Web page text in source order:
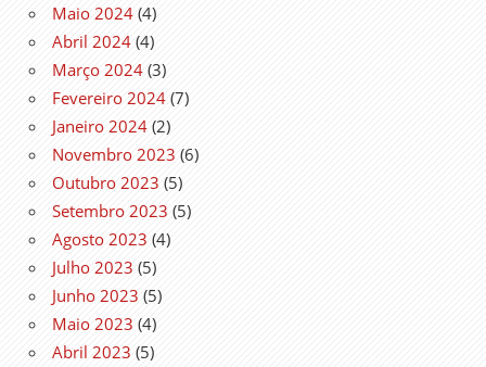
Maio 2024 (4)
Abril 2024 (4)
Março 2024 (3)
Fevereiro 2024 (7)
Janeiro 2024 (2)
Novembro 2023 (6)
Outubro 2023 (5)
Setembro 2023 (5)
Agosto 2023 (4)
Julho 2023 (5)
Junho 2023 (5)
Maio 2023 (4)
Abril 2023 (5)